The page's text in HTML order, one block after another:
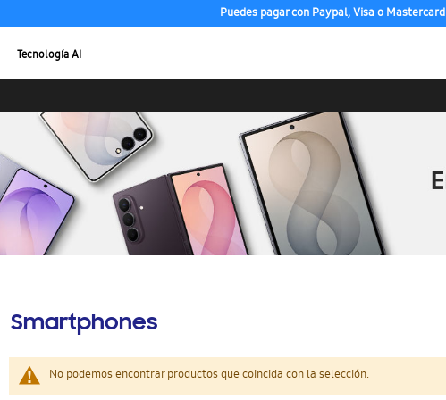
Puedes pagar con Paypal, Visa o Mastercard
Tecnología AI
Smartphones
No podemos encontrar productos que coincida con la selección.